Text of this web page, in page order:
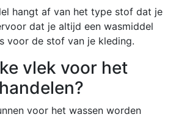
hangt af van het type stof dat je
dat je altijd een wasmiddel
voor de stof van je kleding.
vlek voor het
voor het wassen worden